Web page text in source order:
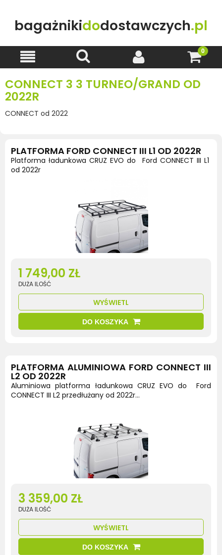
bagażnikidodostawczych.pl
CONNECT 3 3 TURNEO/GRAND OD
2022R
CONNECT od 2022
PLATFORMA FORD CONNECT III L1 OD 2022R
Platforma ładunkowa CRUZ EVO do Ford CONNECT III L1
od 2022r
1 749,00 ZŁ
DUŻA ILOŚĆ
WYŚWIETL
DO KOSZYKA
PLATFORMA ALUMINIOWA FORD CONNECT III
L2 OD 2022R
Aluminiowa platforma ładunkowa CRUZ EVO do Ford
CONNECT III L2 przedłużany od 2022r...
3 359,00 ZŁ
DUŻA ILOŚĆ
WYŚWIETL
DO KOSZYKA